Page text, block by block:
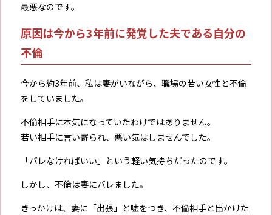
最悪なのです。
原因は今から3年前に発覚した夫である自分の
不倫
今から約3年前、私は妻がいながら、職場の若い女性と不倫
をしていました。
不倫相手に本気になっていたわけではありません。
若い相手に言い寄られ、悪い気はしませんでした。
「バレなければいい」という軽い気持ちだったのです。
しかし、不倫は妻にバレました。
きっかけは、妻に「出張」と嘘をつき、不倫相手と出かけた